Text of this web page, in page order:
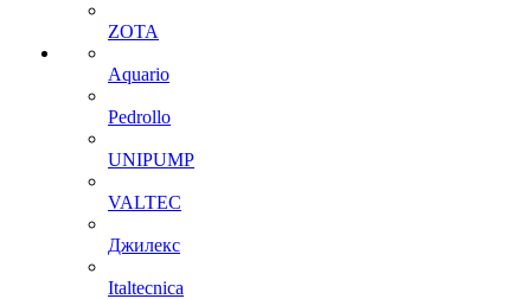
ZOTA
Aquario
Pedrollo
UNIPUMP
VALTEC
Джилекс
Italtecnica